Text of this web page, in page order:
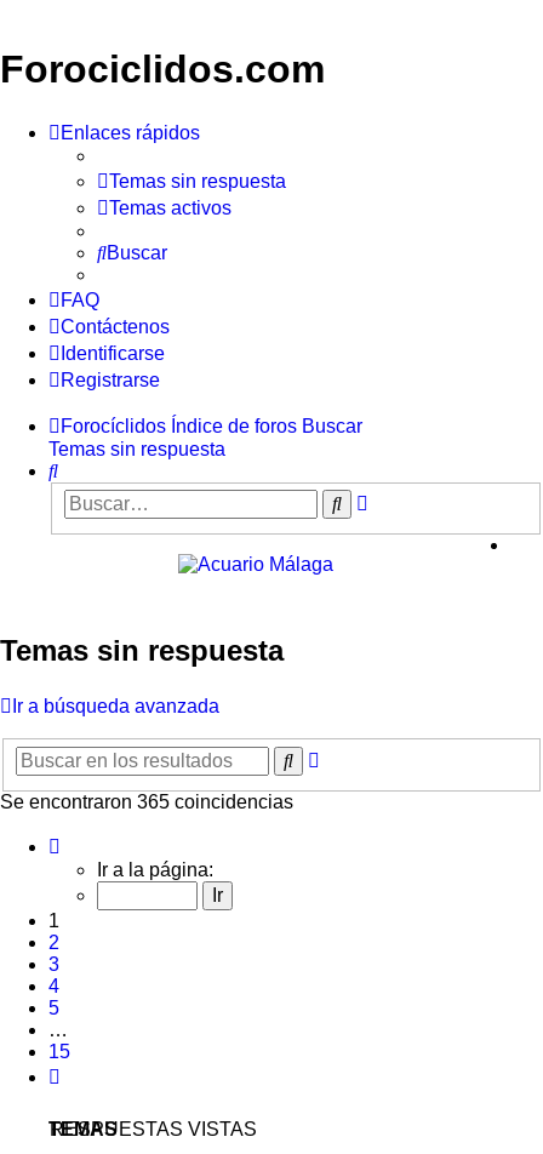
Forociclidos.com
Enlaces rápidos
Temas sin respuesta
Temas activos
Buscar
FAQ
Contáctenos
Identificarse
Registrarse
Forocíclidos Índice de foros Buscar
Temas sin respuesta
Buscar
Buscar
Temas sin respuesta
Ir a búsqueda avanzada
Buscar
Se encontraron 365 coincidencias
15
Ir a la página:
1
2
3
4
5
…
15
TEMAS
RESPUESTAS VISTAS